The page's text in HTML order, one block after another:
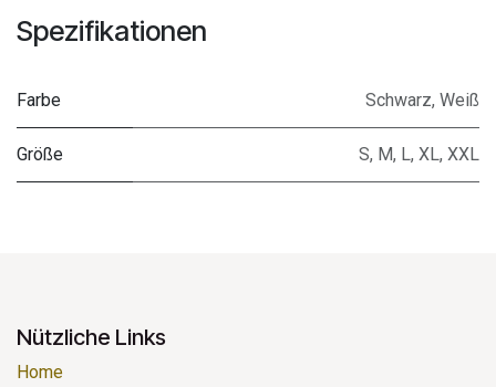
Spezifikationen
Farbe Schwarz, Weiß
Größe S, M, L, XL, XXL
Nützliche Links
Home